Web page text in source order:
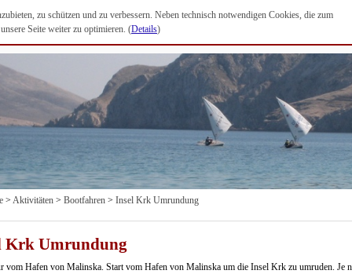
zu schützen und zu verbessern. Neben technisch notwendigen Cookies, die zum
Seite weiter zu optimieren. (Details)
> Aktivitäten > Bootfahren > Insel Krk Umrundung
Krk Umrundung
vom Hafen von Malinska. Start vom Hafen von Malinska um die Insel Krk zu umruden. Je